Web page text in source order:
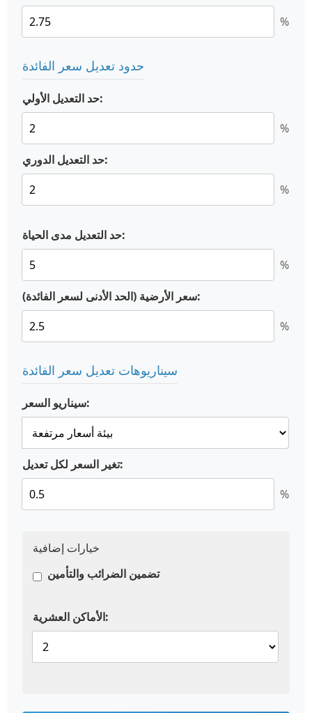
%
حدود تعديل سعر الفائدة
حد التعديل الأولي:
%
حد التعديل الدوري:
%
حد التعديل مدى الحياة:
%
سعر الأرضية (الحد الأدنى لسعر الفائدة):
%
سيناريوهات تعديل سعر الفائدة
سيناريو السعر:
تغير السعر لكل تعديل:
%
خيارات إضافية
تضمين الضرائب والتأمين
الأماكن العشرية: